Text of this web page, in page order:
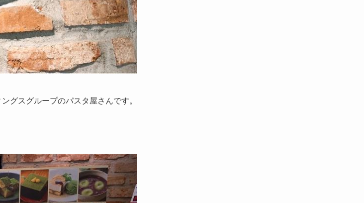
グスグループのパスタ屋さんです。